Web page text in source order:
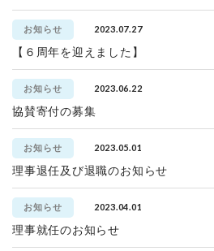
お知らせ 2023.07.27
【６周年を迎えました】
お知らせ 2023.06.22
協賛寄付の募集
お知らせ 2023.05.01
理事退任及び退職のお知らせ
お知らせ 2023.04.01
理事就任のお知らせ